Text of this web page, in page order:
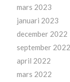
mars 2023
januari 2023
december 2022
september 2022
april 2022
mars 2022